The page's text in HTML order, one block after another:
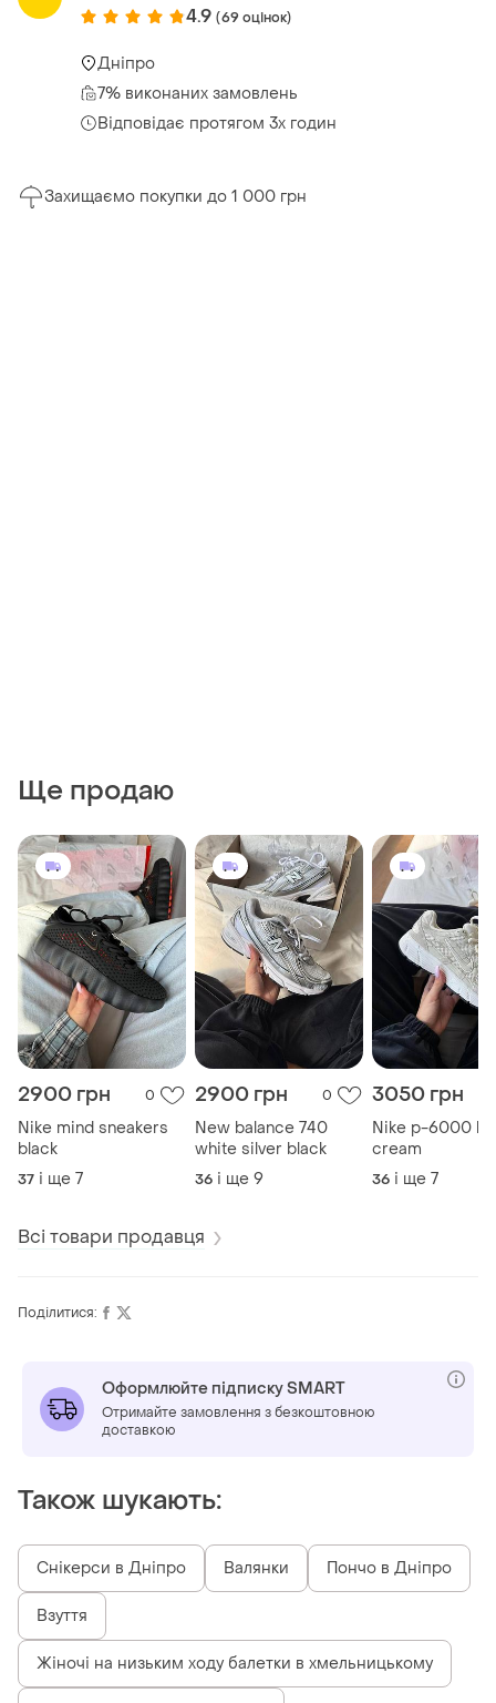
4.9 (69 оцінок)
Дніпро
7% виконаних замовлень
Відповідає протягом 3х годин
Захищаємо покупки до 1 000 грн
Ще продаю
2900 грн 0
Nike mind sneakers
black
37 і ще 7
2900 грн 0
New balanсe 740
white silver black
36 і ще 9
3050 грн
Nike p-6000
cream
36 і ще 7
Всі товари продавця
Поділитися:
Оформлюйте підписку SMART
Отримайте замовлення з безкоштовною
доставкою
Також шукають:
Снікерси в Дніпро Валянки Пончо в Дніпро
Взуття
Жіночі на низьким ходу балетки в хмельницькому